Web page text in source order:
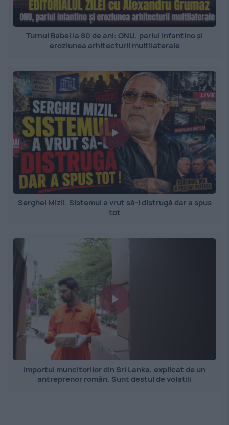
Turnul Babel la 80 de ani: ONU, pariul Infantino și
eroziunea arhitecturii multilaterale
Serghei Mizil. Sistemul a vrut să-l distrugă dar a spus
tot
Importul muncitorilor din Sri Lanka, explicat de un
antreprenor român. Sunt destul de volatili